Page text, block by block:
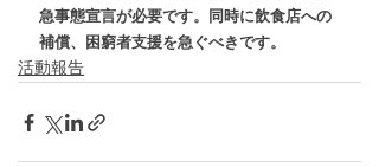
急事態宣言が必要です。同時に飲食店への
補償、困窮者支援を急ぐべきです。
活動報告